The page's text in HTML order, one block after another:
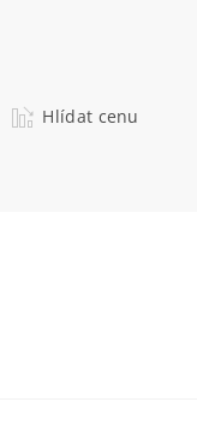
Hlídat cenu